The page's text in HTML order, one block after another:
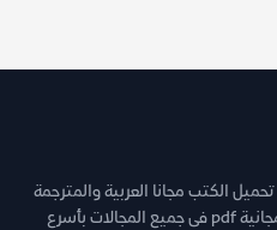
الكتب مجانا العربية والمترجمة
والروايات والقصص وغيرها من كتب مجانية pdf فى جميع المجالات بأسرع